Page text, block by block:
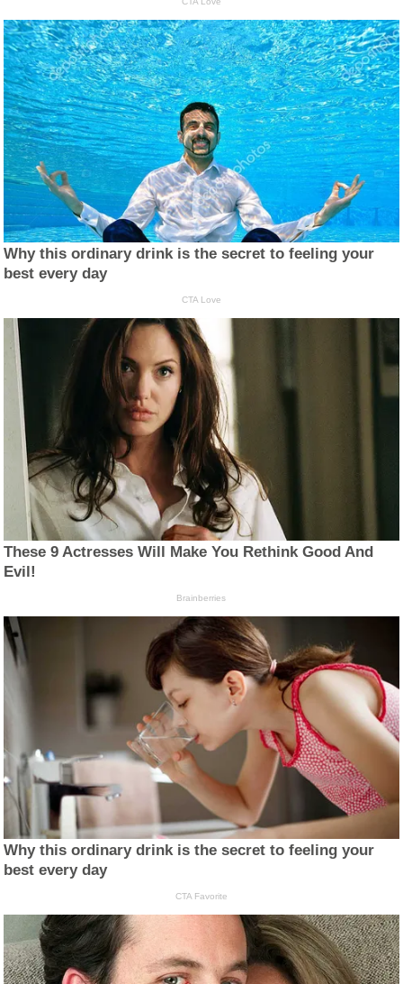
Why this ordinary drink is the secret to feeling your
best every day
CTA Love
These 9 Actresses Will Make You Rethink Good And
Evil!
Brainberries
Why this ordinary drink is the secret to feeling your
best every day
CTA Favorite